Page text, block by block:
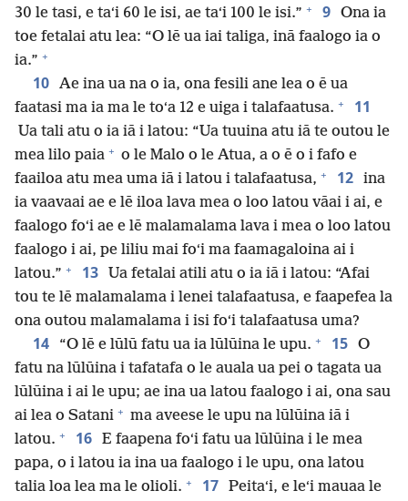
30 le tasi, e taʻi 60 le isi, ae taʻi 100 le isi.” + 9 Ona ia
toe fetalai atu lea: “O lē ua iai taliga, inā faalogo ia o
ia.” +
10 Ae ina ua na o ia, ona fesili ane lea o ē ua
faatasi ma ia ma le toʻa 12 e uiga i talafaatusa. + 11
Ua tali atu o ia iā i latou: “Ua tuuina atu iā te outou le
mea lilo paia + o le Malo o le Atua, a o ē o i fafo e
faailoa atu mea uma iā i latou i talafaatusa, + 12 ina
ia vaavaai ae e lē iloa lava mea o loo latou vāai i ai, e
faalogo foʻi ae e lē malamalama lava i mea o loo latou
faalogo i ai, pe liliu mai foʻi ma faamagaloina ai i
latou.” + 13
Ua fetalai atili atu o ia iā i latou: “Afai
tou te lē malamalama i lenei talafaatusa, e faapefea la
ona outou malamalama i isi foʻi talafaatusa uma?
14 “O lē e lūlū fatu ua ia lūlūina le upu. + 15 O
fatu na lūlūina i tafatafa o le auala ua pei o tagata ua
lūlūina i ai le upu; ae ina ua latou faalogo i ai, ona sau
ai lea o Satani + ma aveese le upu na lūlūina iā i
latou. + 16 E faapena foʻi fatu ua lūlūina i le mea
papa, o i latou ia ina ua faalogo i le upu, ona latou
talia loa lea ma le olioli. + 17 Peitaʻi, e leʻi mauaa le